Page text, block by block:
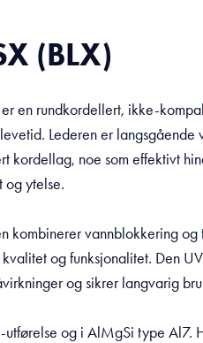
(BLX)
en rundkordellert, ikke-
Lederen er langsgående
kordellag, noe som effektivt
og ytelse.
kombinerer vannblokkering
og funksjonalitet. Den
og sikrer langvarig
utførelse og i AlMgSi type